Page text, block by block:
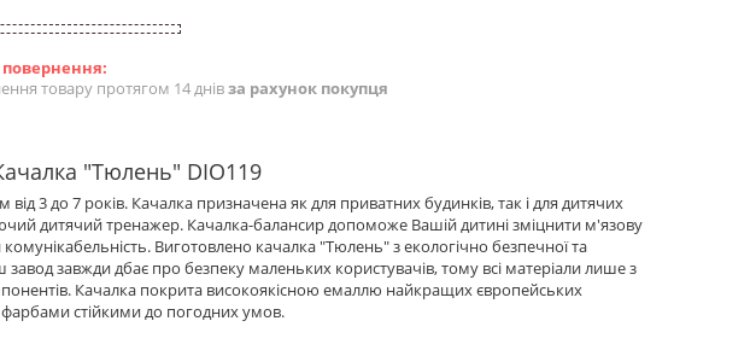
товару протягом 14 днівза рахунок покупця
"Тюлень" DIO119
від 3 до 7 років. Качалка призначена як для приватних будинків, так і для дитячих
дитячий тренажер. Качалка-балансир допоможе Вашій дитині зміцнити м'язову
Виготовлено качалка "Тюлень" з екологічно безпечної та
завжди дбає про безпеку маленьких користувачів, тому всі матеріали лише з
Качалка покрита високоякісною емаллю найкращих європейських
стійкими до погодних умов.